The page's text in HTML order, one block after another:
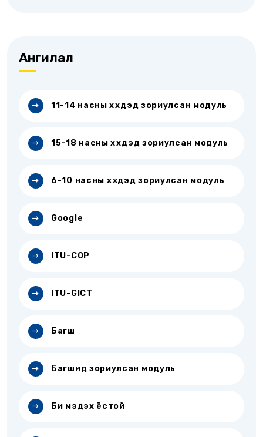
Ангилал
11-14 насны хүүхдэд зориулсан модуль
15-18 насны хүүхдэд зориулсан модуль
6-10 насны хүүхдэд зориулсан модуль
Google
ITU-COP
ITU-GICT
Багш
Багшид зориулсан модуль
Би мэдэх ёстой